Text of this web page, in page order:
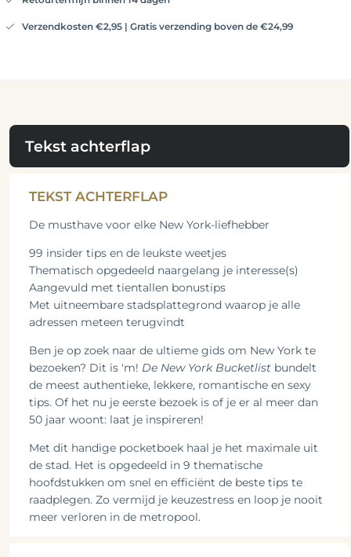
Verzendkosten €2,95 | Gratis verzending boven de €24,99
Tekst achterflap
TEKST ACHTERFLAP
De musthave voor elke New York-liefhebber
99 insider tips en de leukste weetjes
Thematisch opgedeeld naargelang je interesse(s)
Aangevuld met tientallen bonustips
Met uitneembare stadsplattegrond waarop je alle
adressen meteen terugvindt
Ben je op zoek naar de ultieme gids om New York te
bezoeken? Dit is 'm! De New York Bucketlistbundelt
de meest authentieke, lekkere, romantische en sexy
tips. Of het nu je eerste bezoek is of je er al meer dan
50 jaar woont: laat je inspireren!
Met dit handige pocketboek haal je het maximale uit
de stad. Het is opgedeeld in 9 thematische
hoofdstukken om snel en efficiënt de beste tips te
raadplegen. Zo vermijd je keuzestress en loop je nooit
meer verloren in de metropool.